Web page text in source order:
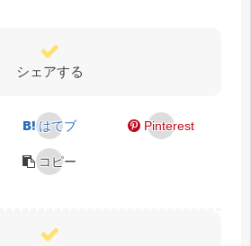
シェアする
はてブ Pinterest
コピー